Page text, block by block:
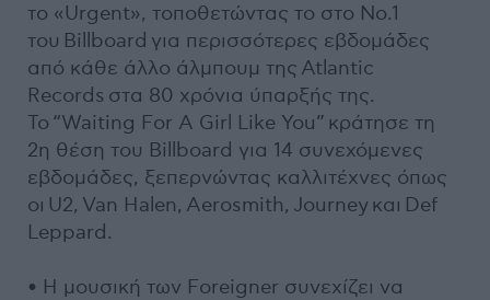
το «Urgent», τοποθετώντας το στο Νο.1
του Billboard για περισσότερες εβδομάδες
από κάθε άλλο άλμπουμ της Atlantic
Records στα 80 χρόνια ύπαρξής της.
Το “Waiting For A Girl Like You” κράτησε τη
2η θέση του Billboard για 14 συνεχόμενες
εβδομάδες, ξεπερνώντας καλλιτέχνες όπως
οι U2, Van Halen, Aerosmith, Journey και Def
Leppard.
• Η μουσική των Foreigner συνεχίζει να